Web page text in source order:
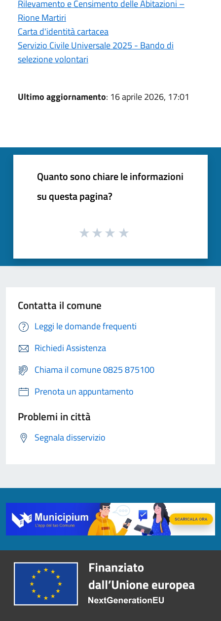
Rilevamento e Censimento delle Abitazioni –
Rione Martiri
Carta d'identità cartacea
Servizio Civile Universale 2025 - Bando di
selezione volontari
Ultimo aggiornamento: 16 aprile 2026, 17:01
Quanto sono chiare le informazioni
su questa pagina?
Contatta il comune
Leggi le domande frequenti
Richiedi Assistenza
Chiama il comune 0825 875100
Prenota un appuntamento
Problemi in città
Segnala disservizio